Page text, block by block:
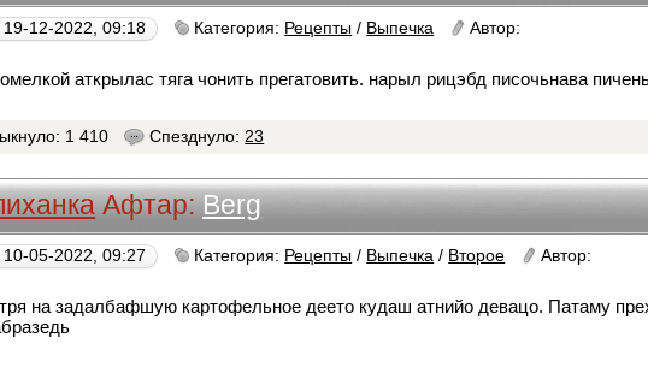
19-12-2022, 09:18 Категория: Рецепты / Выпечка Автор:
аткрылас тяга чонить прегатовить. нарыл рицэбд писочьнава
1 410 Спезднуло:23
Афтар:Berg
10-05-2022, 09:27 Категория: Рецепты / Выпечка / Второе Автор:
на задалбафшую картофельное деето кудаш атнийо девацо. Патаму